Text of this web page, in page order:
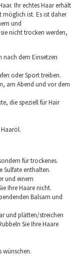
Ihr echtes Haar erhält
ist. Es ist daher
und
nicht trocken werden,
nach dem Einsetzen
oder Sport treiben.
am Abend und vor dem
die speziell für Hair
für trockenes.
Sulfate enthalten.
und einem
Ihre Haare nicht.
Balsam und
und plätten/streichen
Sie Ihre Haare
wünschen.